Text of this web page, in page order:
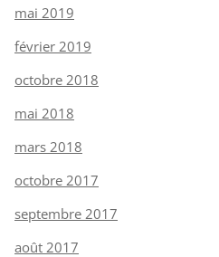
mai 2019
février 2019
octobre 2018
mai 2018
mars 2018
octobre 2017
septembre 2017
août 2017